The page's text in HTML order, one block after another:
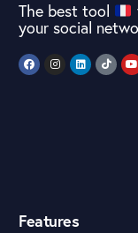
The best tool
your social
Features